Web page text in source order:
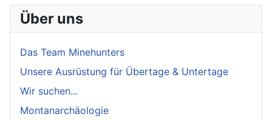
Über uns
Das Team Minehunters
Unsere Ausrüstung für Übertage & Untertage
Wir suchen...
Montanarchäologie